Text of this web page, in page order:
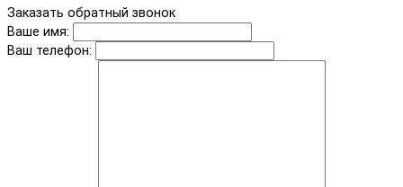
Заказать обратный звонок
Ваше имя:
Ваш телефон: